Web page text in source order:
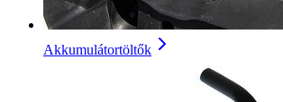
Akkumulátortöltők